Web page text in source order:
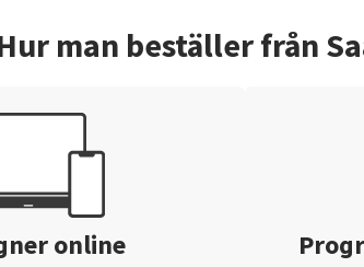
man beställer från
online